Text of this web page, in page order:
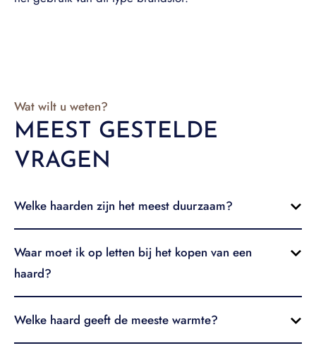
Wat wilt u weten?
MEEST GESTELDE
VRAGEN
Welke haarden zijn het meest duurzaam?
Waar moet ik op letten bij het kopen van een
haard?
Welke haard geeft de meeste warmte?